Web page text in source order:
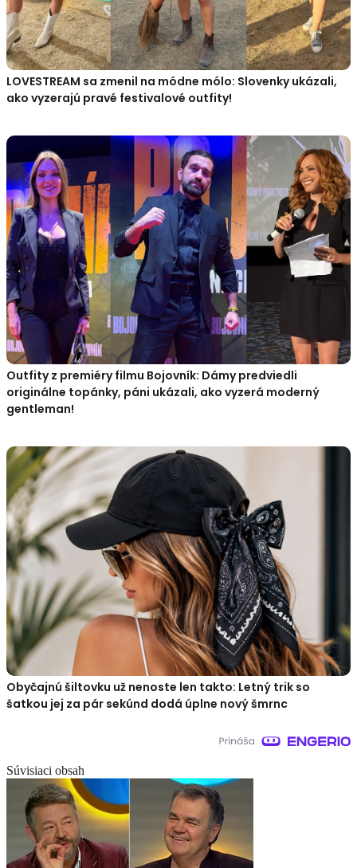
LOVESTREAM sa zmenil na módne mólo: Slovenky ukázali,
ako vyzerajú pravé festivalové outfity!
Outfity z premiéry filmu Bojovník: Dámy predviedli
originálne topánky, páni ukázali, ako vyzerá moderný
gentleman!
Obyčajnú šiltovku už nenoste len takto: Letný trik so
šatkou jej za pár sekúnd dodá úplne nový šmrnc
Súvisiaci obsah